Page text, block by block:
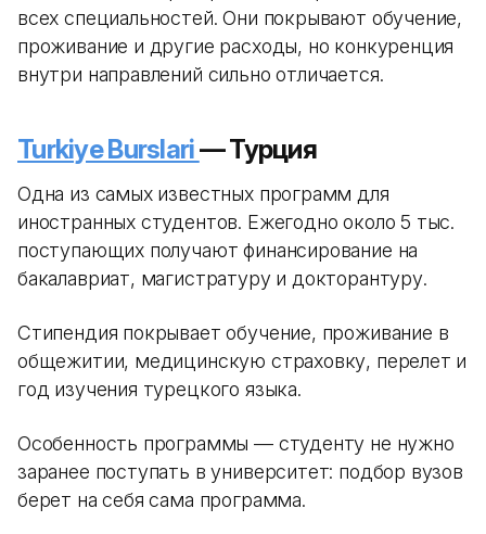
всех специальностей. Они покрывают обучение,
проживание и другие расходы, но конкуренция
внутри направлений сильно отличается.
Turkiye Burslari— Турция
Одна из самых известных программ для
иностранных студентов. Ежегодно около 5 тыс.
поступающих получают финансирование на
бакалавриат, магистратуру и докторантуру.
Стипендия покрывает обучение, проживание в
общежитии, медицинскую страховку, перелет и
год изучения турецкого языка.
Особенность программы — студенту не нужно
заранее поступать в университет: подбор вузов
берет на себя сама программа.